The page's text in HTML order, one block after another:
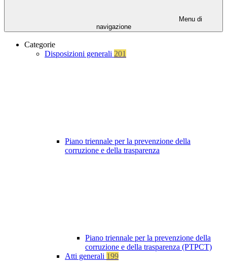
Menu di
navigazione
Categorie
Disposizioni generali 201
Piano triennale per la prevenzione della
corruzione e della trasparenza
Piano triennale per la prevenzione della
corruzione e della trasparenza (PTPCT)
Atti generali 199